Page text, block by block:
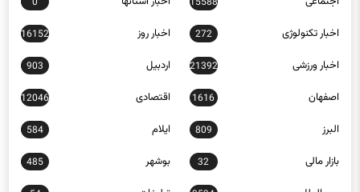
اخبار تکنولوژی 272 اخبار روز 16152
اخبار ورزشی 21392 اردبیل 903
اصفهان 1616 اقتصادی 12046
البرز 809 ایلام 584
بازار مالی 32 بوشهر 485
بین الملل 9594 تبلیغات 54